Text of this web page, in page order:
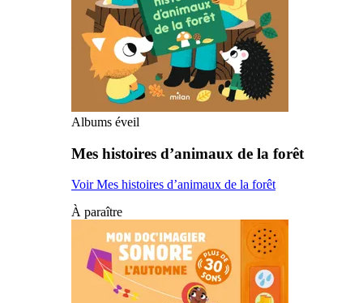
Albums éveil
Mes histoires d’animaux de la forêt
Voir Mes histoires d’animaux de la forêt
À paraître